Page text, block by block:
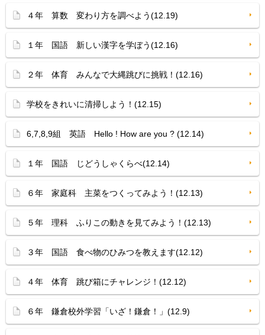
４年 算数 変わり方を調べよう(12.19)
１年 国語 新しい漢字を学ぼう(12.16)
２年 体育 みんなで大縄跳びに挑戦！(12.16)
学校をきれいに清掃しよう！(12.15)
6,7,8,9組 英語 Hello ! How are you ? (12.14)
１年 国語 じどうしゃくらべ(12.14)
６年 家庭科 主菜をつくってみよう！(12.13)
５年 理科 ふりこの動きを見てみよう！(12.13)
３年 国語 食べ物のひみつを教えます(12.12)
４年 体育 跳び箱にチャレンジ！(12.12)
６年 鎌倉校外学習「いざ！鎌倉！」(12.9)